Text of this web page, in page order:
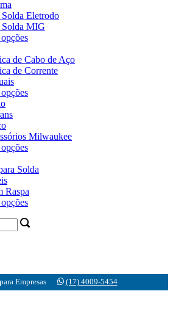
Eletrodo
Solda MIG
de Cabo de Aço
de Corrente
Milwaukee
Solda
Raspa
Empresas (17) 4009-5454